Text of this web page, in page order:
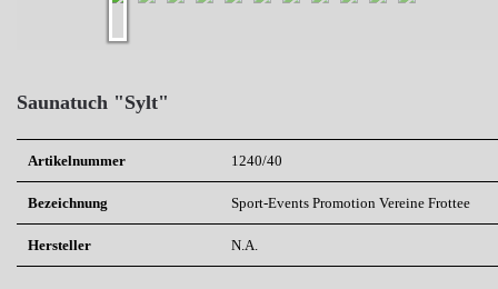
Saunatuch "Sylt"
Artikelnummer 1240/40
Bezeichnung Sport-Events Promotion Vereine Frottee
Hersteller N.A.